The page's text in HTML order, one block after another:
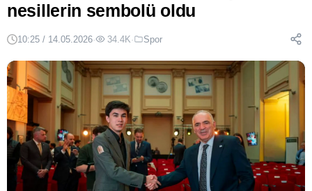
nesillerin sembolü oldu
10:25 / 14.05.2026· 34.4K· Spor